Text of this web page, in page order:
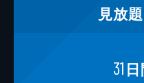
見放題
31